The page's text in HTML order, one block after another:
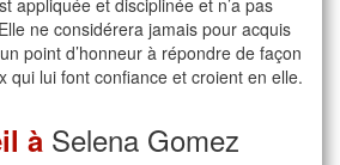
ne considérera jamais pour acquis
point d’honneur à répondre de façon
qui lui font confiance et croient en elle.
à Selena Gomez